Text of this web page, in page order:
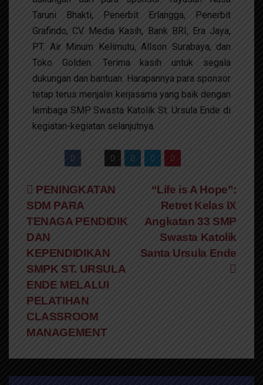
Taruni Bhakti, Penerbit Erlangga, Penerbit
Grafindo, CV. Media Kasih, Bank BRI, Era Jaya,
PT. Air Minum Kelimutu, Allson Surabaya, dan
Toko Golden. Terima kasih untuk segala
dukungan dan bantuan. Harapannya para sponsor
tetap terus menjalin kerjasama yang baik dengan
lembaga SMP Swasta Katolik St. Ursula Ende di
kegiatan-kegiatan selanjutnya.
“Life is A Hope”:
Retret Kelas IX
Angkatan 33 SMP
Swasta Katolik
Santa Ursula Ende
PENINGKATAN
SDM PARA
TENAGA PENDIDIK
DAN
KEPENDIDIKAN
SMPK ST. URSULA
ENDE MELALUI
PELATIHAN
CLASSROOM
MANAGEMENT